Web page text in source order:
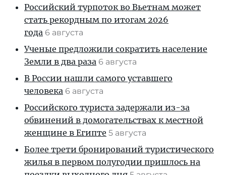
Российский турпоток во Вьетнам может
стать рекордным по итогам 2026
года 6 августа
Ученые предложили сократить население
Земли в два раза 6 августа
В России нашли самого уставшего
человека 6 августа
Российского туриста задержали из-за
обвинений в домогательствах к местной
женщине в Египте 5 августа
Более трети бронирований туристического
жилья в первом полугодии пришлось на